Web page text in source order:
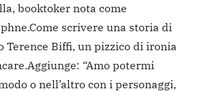
booktoker nota come
Come scrivere una storia di
Terence Biffi, un pizzico di ironia
Aggiunge: “Amo potermi
o nell’altro con i personaggi,